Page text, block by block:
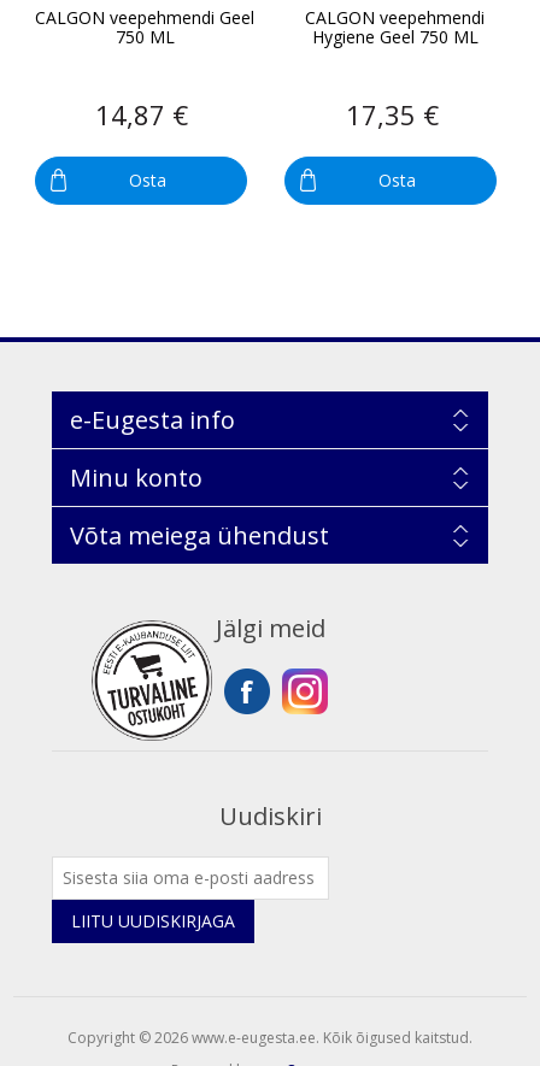
CALGON veepehmendi Geel
750 ML
14,87 €
Osta
CALGON veepehmendi
Hygiene Geel 750 ML
17,35 €
Osta
e-Eugesta info
Minu konto
Võta meiega ühendust
Jälgi meid
Uudiskiri
LIITU UUDISKIRJAGA
Copyright © 2026 www.e-eugesta.ee. Kõik õigused kaitstud.